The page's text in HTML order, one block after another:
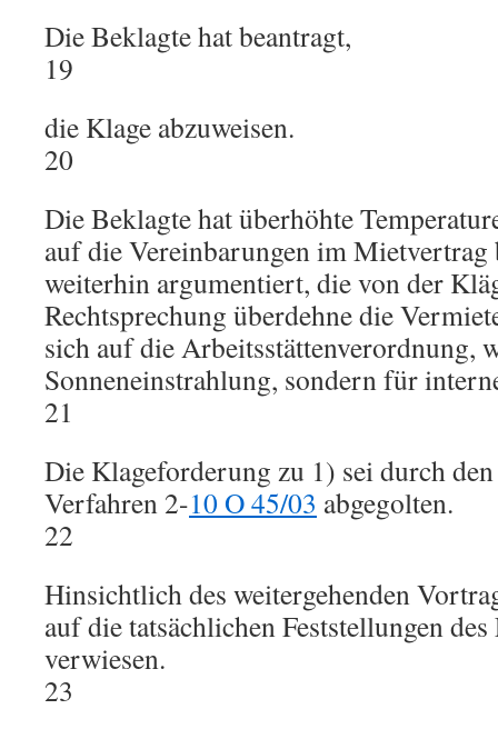
Die Beklagte hat beantragt,
19
die Klage abzuweisen.
20
Die Beklagte hat überhöhte
auf die Vereinbarungen im Mietvertrag
weiterhin argumentiert, die von der
Rechtsprechung überdehne die
sich auf die Arbeitsstättenverordnung,
Sonneneinstrahlung, sondern für
21
Die Klageforderung zu 1) sei durch
Verfahren 2-10 O 45/03 abgegolten.
22
Hinsichtlich des weitergehenden
auf die tatsächlichen Feststellungen
verwiesen.
23